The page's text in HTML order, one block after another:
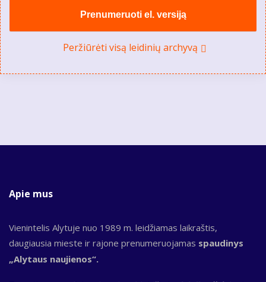
Prenumeruoti el. versiją
Peržiūrėti visą leidinių archyvą
Apie mus
Vienintelis Alytuje nuo 1989 m. leidžiamas laikraštis,
daugiausia mieste ir rajone prenumeruojamas spaudinys
„Alytaus naujienos“.